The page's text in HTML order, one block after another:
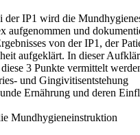
der IP1 wird die
aufgenommen und
von der IP1, der
aufgeklärt. In dieser
3 Punkte vermittelt
und Gingivitisentstehung
Ernährung und deren
Mundhygieneinstruktion